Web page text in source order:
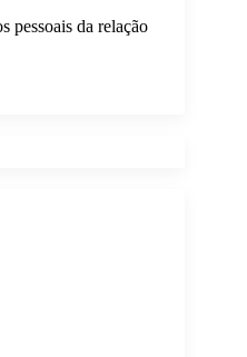
pessoais da relação